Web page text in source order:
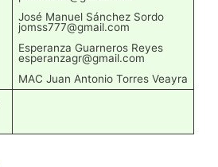
José Manuel Sánchez Sordo
jomss777@gmail.com
Esperanza Guarneros Reyes
esperanzagr@gmail.com
MAC Juan Antonio Torres Veayra